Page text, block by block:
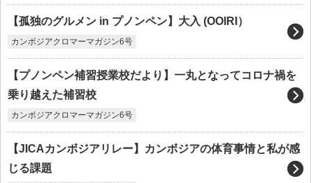
【孤独のグルメン in プノンペン】大入 (OOIRI）
カンボジアクロマーマガジン6号
【プノンペン補習授業校だより】一丸となってコロナ禍を
乗り越えた補習校
カンボジアクロマーマガジン6号
【JICAカンボジアリレー】カンボジアの体育事情と私が感
じる課題